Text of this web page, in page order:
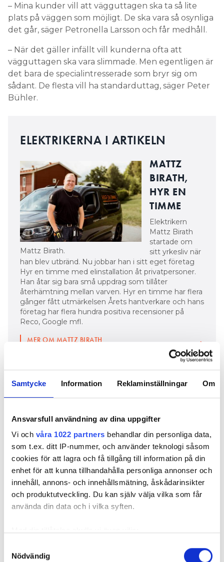
Samtycke Information Reklaminställningar Om
Ansvarsfull användning av dina uppgifter
Vi och våra 1022 partners behandlar din personliga data,
som t.ex. ditt IP-nummer, och använder teknologi såsom
cookies för att lagra och få tillgång till information på din
enhet för att kunna tillhandahålla personliga annonser och
innehåll, annons- och innehållsmätning, åskådarinsikter
och produktutveckling. Du kan själv välja vilka som får
använda din data och i vilka syften.
som kan ha en noggrannhet på upp till flera meter
Nödvändig
– Mina kunder vill att vägguttagen ska ta så lite
plats på väggen som möjligt. De ska vara så osynliga
det går, säger Petronella Larsson och får medhåll.
– När det gäller infällt vill kunderna ofta att
vägguttagen ska vara slimmade. Men egentligen är
det bara de specialintresserade som bryr sig om
sådant. De flesta vill ha standarduttag, säger Peter
Bühler.
ELEKTRIKERNA I ARTIKELN
Mattz Birath.
MATTZ
BIRATH,
HYR EN
TIMME
Elektrikern
Mattz Birath
startade om
sitt yrkesliv när
han blev utbränd. Nu jobbar han i sitt eget företag
Hyr en timme med elinstallation åt privatpersoner.
Han åtar sig bara små uppdrag som tillåter
återhämtning mellan varven. Hyr en timme har flera
gånger fått utmärkelsen Årets hantverkare och hans
företag har flera hundra positiva recensioner på
Reco, Google mfl.
MER OM MATTZ BIRATH
”JAG JOBBAR MAX TVÅ TIMMAR PER KUND”
Petronella Larsson.
PETRONELLA LARSSON, BRAVIDA
HALMSTAD
Petronella Larsson arbetar som serviceelektriker på
Bravida i Halmstad. Hon föreläser regelbundet för
Upplyst. I jobbet på Bravida blandar hon uppdrag
inom felsökning och service med entreprenadjobb.